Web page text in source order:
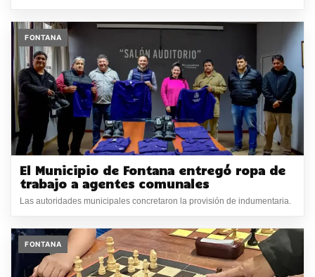
FONTANA
El Municipio de Fontana entregó ropa de
trabajo a agentes comunales
Las autoridades municipales concretaron la provisión de indumentaria.
FONTANA